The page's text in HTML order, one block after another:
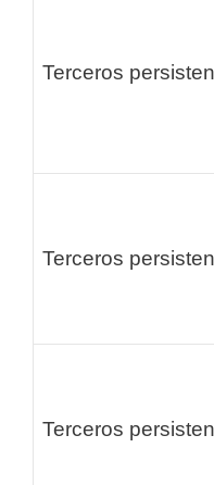
Terceros
Terceros
Terceros